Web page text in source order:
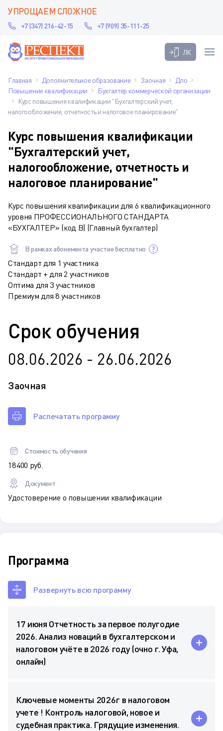
УПРОЩАЕМ СЛОЖНОЕ
+7 (347) 216-42-15 +7 (909) 35-111-25
ЛК
Главная Дополнительное образование Заочная
Дпо
Повышение квалификации
Бухгалтер коммерческой организации
Курс повышения квалификации "Бухгалтерский учет,
налогообложение, отчетность и налоговое планирование"
Курс повышения квалификации
"Бухгалтерский учет,
налогообложение, отчетность и
налоговое планирование"
Курс повышения квалификации для 6 квалификационного
уровня ПРОФЕССИОНАЛЬНОГО СТАНДАРТА
«БУХГАЛТЕР» (код В) (Главный бухгалтер)
В рамках абонемента участие бесплатно
Стандарт для 1 участника
Стандарт + для 2 участников
Оптима для 3 участников
Премиум для 8 участников
Срок обучения
08.06.2026 - 26.06.2026
Заочная
Распечатать программу
Стоимость обучения
18 400 руб.
Документ
Удостоверение о повышении квалификации
Программа
Развернуть всю программу
17 июня Отчетность за первое полугодие
2026. Анализ новаций в бухгалтерском и
налоговом учёте в 2026 году (очно г. Уфа,
онлайн)
Ключевые моменты 2026г в налоговом
учете ! Контроль налоговой, новое и
судебная практика. Грядущие изменения.